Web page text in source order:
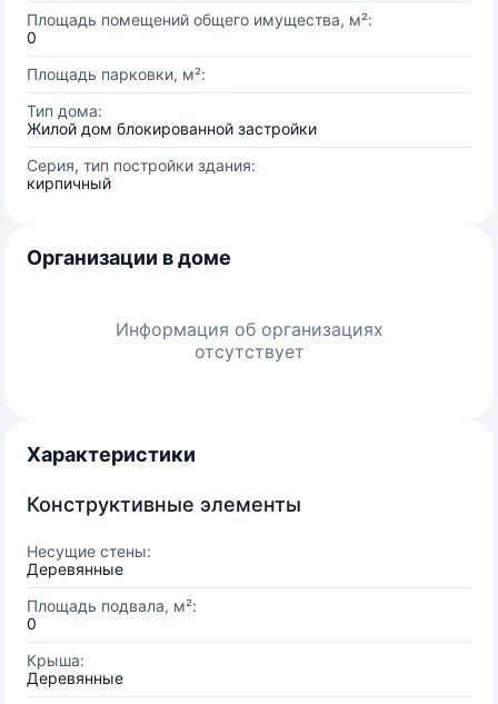
Площадь помещений общего имущества, м²:
0
Площадь парковки, м²:
Тип дома:
Жилой дом блокированной застройки
Серия, тип постройки здания:
кирпичный
Организации в доме
Информация об организациях
отсутствует
Характеристики
Конструктивные элементы
Несущие стены:
Деревянные
Площадь подвала, м²:
0
Крыша:
Деревянные